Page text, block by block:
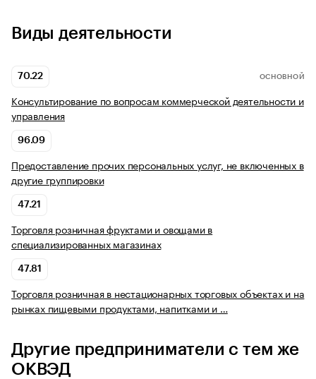
Виды деятельности
70.22 ОСНОВНОЙ
Консультирование по вопросам коммерческой деятельности и
управления
96.09
Предоставление прочих персональных услуг, не включенных в
другие группировки
47.21
Торговля розничная фруктами и овощами в
специализированных магазинах
47.81
Торговля розничная в нестационарных торговых объектах и на
рынках пищевыми продуктами, напитками и …
Другие предприниматели с тем же
ОКВЭД